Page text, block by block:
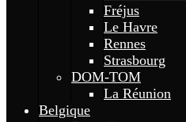
Fréjus
Le Havre
Rennes
Strasbourg
DOM-TOM
La Réunion
Belgique